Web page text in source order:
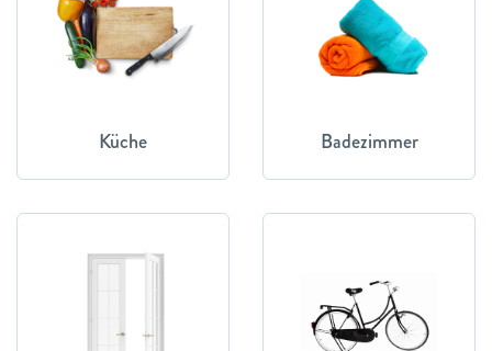
Küche Badezimmer